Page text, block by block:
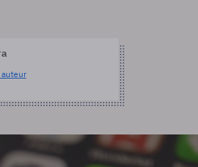
auteur